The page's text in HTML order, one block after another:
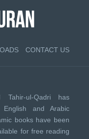
CONTACT US
Tahir-ul-Qadri has
and Arabic
books have been
for free reading